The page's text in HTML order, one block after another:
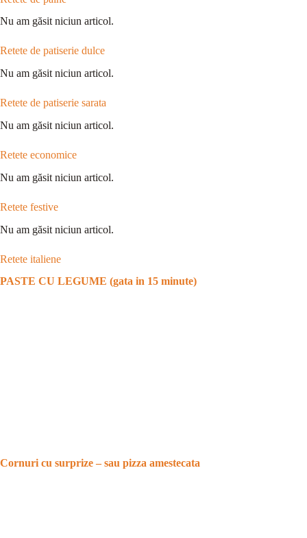
Nu am găsit niciun articol.
Retete de patiserie dulce
Nu am găsit niciun articol.
Retete de patiserie sarata
Nu am găsit niciun articol.
Retete economice
Nu am găsit niciun articol.
Retete festive
Nu am găsit niciun articol.
Retete italiene
PASTE CU LEGUME (gata in 15 minute)
Cornuri cu surprize – sau pizza amestecata